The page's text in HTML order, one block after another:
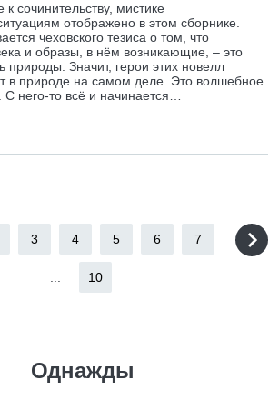
к сочинительству, мистике
отображено в этом сборнике.
чеховского тезиса о том, что
и образы, в нём возникающие, – это
природы. Значит, герои этих новелл
в природе на самом деле. Это волшебное
то всё и начинается…
3 4 5 6 7
10
Однажды